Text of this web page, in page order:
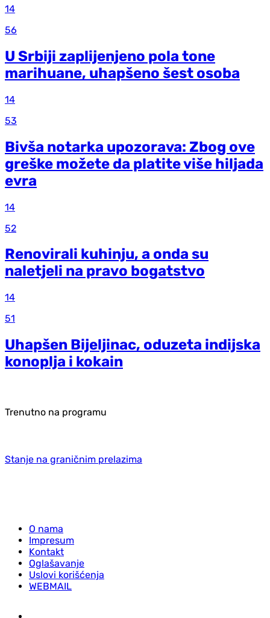
14
56
U Srbiji zaplijenjeno pola tone
marihuane, uhapšeno šest osoba
14
53
Bivša notarka upozorava: Zbog ove
greške možete da platite više hiljada
evra
14
52
Renovirali kuhinju, a onda su
naletjeli na pravo bogatstvo
14
51
Uhapšen Bijeljinac, oduzeta indijska
konoplja i kokain
Trenutno na programu
Stanje na graničnim prelazima
O nama
Impresum
Kontakt
Oglašavanje
Uslovi korišćenja
WEBMAIL